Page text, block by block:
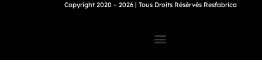
Copyright 2020 – 2026 | Tous Droits Résèrvés Resfabrica